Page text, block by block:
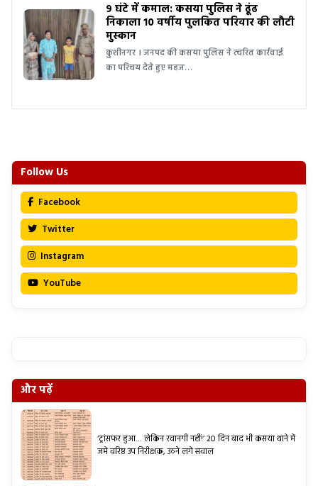
9 घंटे में कमाल: कसया पुलिस ने ढूंढ
निकाला 10 वर्षीय पुलकित परिवार की लौटी
मुस्कान
कुशीनगर । जनपद की कसया पुलिस ने त्वरित कार्रवाई
का परिचय देते हुए महज…
Follow Us
Facebook
Twitter
Instagram
YouTube
और पढ़ें
‘ट्रांसफर हुआ… लेकिन रवानगी नहीं!’ 20 दिन बाद भी कसया थाने में
जमे वरिष्ठ उप निरीक्षक, उठने लगे सवाल